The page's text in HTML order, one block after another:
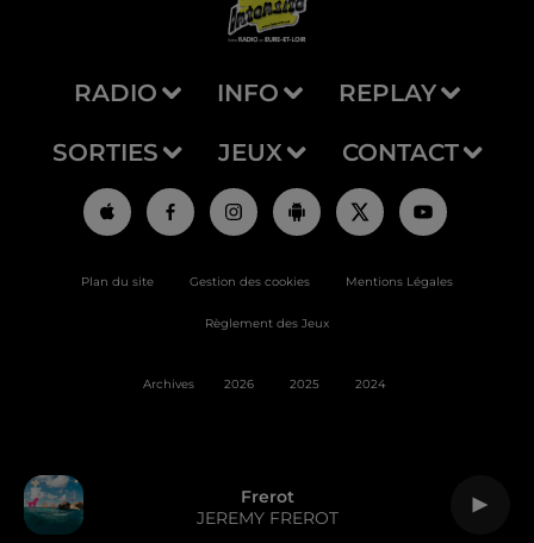
Frerot
JEREMY FREROT
RADIO INFO REPLAY
SORTIES JEUX CONTACT
Plan du site Gestion des cookies Mentions Légales
Règlement des Jeux
Archives 2026 2025 2024